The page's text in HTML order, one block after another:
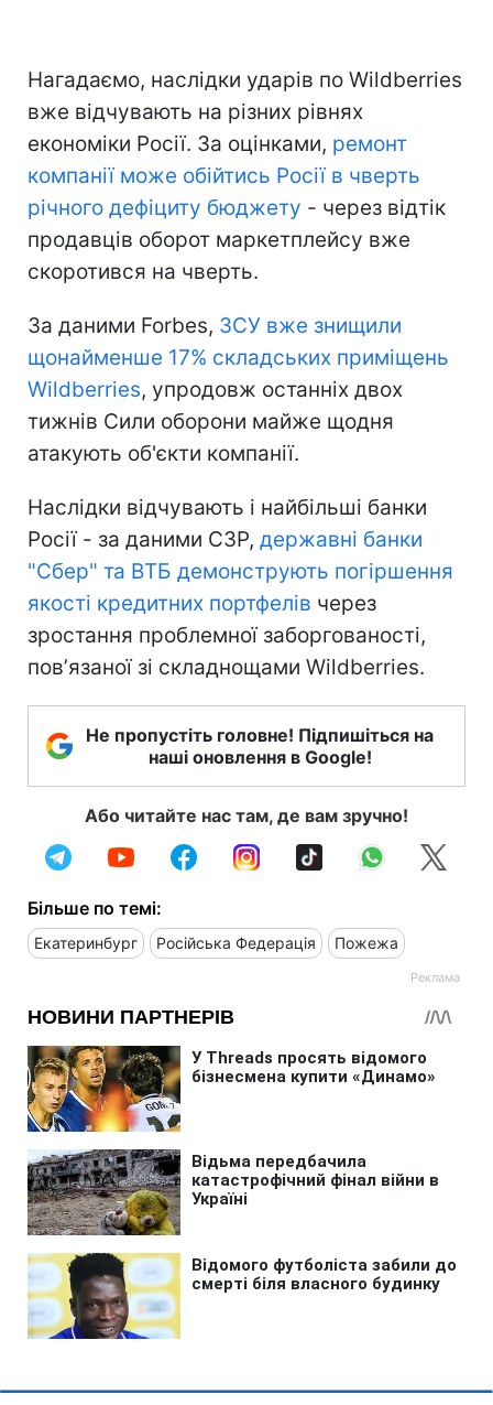
Нагадаємо, наслідки ударів по Wildberries
вже відчувають на різних рівнях
економіки Росії. За оцінками, ремонт
компанії може обійтись Росії в чверть
річного дефіциту бюджету - через відтік
продавців оборот маркетплейсу вже
скоротився на чверть.
За даними Forbes, ЗСУ вже знищили
щонайменше 17% складських приміщень
Wildberries, упродовж останніх двох
тижнів Сили оборони майже щодня
атакують об'єкти компанії.
Наслідки відчувають і найбільші банки
Росії - за даними СЗР, державні банки
"Сбер" та ВТБ демонструють погіршення
якості кредитних портфелів через
зростання проблемної заборгованості,
повʼязаної зі складнощами Wildberries.
Не пропустіть головне! Підпишіться на
наші оновлення в Google!
Або читайте нас там, де вам зручно!
Більше по темі:
Екатеринбург Російська Федерація Пожежа